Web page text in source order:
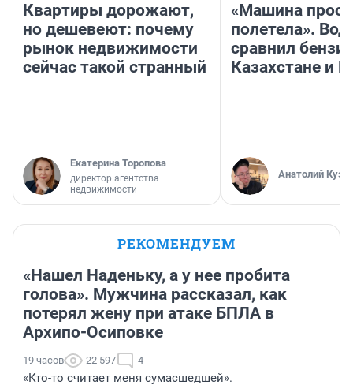
Квартиры дорожают,
но дешевеют: почему
рынок недвижимости
сейчас такой странный
Екатерина Торопова
директор агентства
недвижимости
«Машина
полетела».
сравнил
Казахстане и
Анатолий
РЕКОМЕНДУЕМ
«Нашел Наденьку, а у нее пробита
голова». Мужчина рассказал, как
потерял жену при атаке БПЛА в
Архипо-Осиповке
19 часов 22 597 4
«Кто-то считает меня сумасшедшей».